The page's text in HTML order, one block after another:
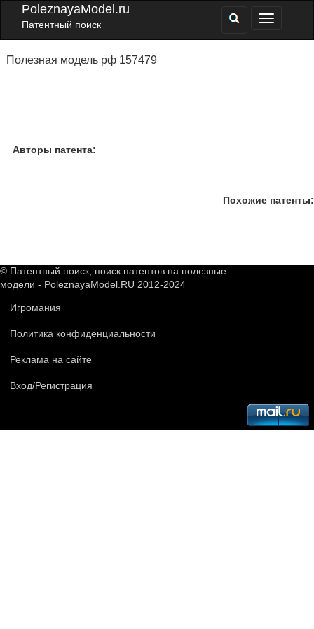
PoleznayaModel.ru
Патентный поиск
Полезная модель рф 157479
Авторы патента:
Похожие патенты:
© Патентный поиск, поиск патентов на полезные
модели - PoleznayaModel.RU 2012-2024
Игромания
Политика конфиденциальности
Реклама на сайте
Вход/Регистрация